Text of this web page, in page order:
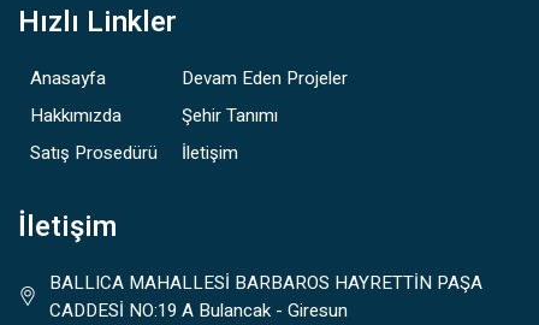
Hızlı Linkler
Anasayfa
Hakkımızda
Satış Prosedürü
Devam Eden Projeler
Şehir Tanımı
İletişim
İletişim
BALLICA MAHALLESİ BARBAROS HAYRETTİN PAŞA
CADDESİ NO:19 A Bulancak - Giresun